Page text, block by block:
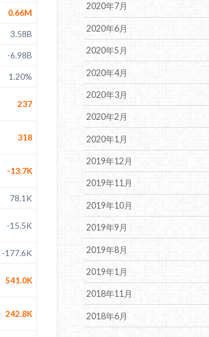
0.66M
3.58B
-6.98B
1.20%
237
318
-13.7K
78.1K
-15.5K
-177.6K
541.0K
242.8K
2020年7月
2020年6月
2020年5月
2020年4月
2020年3月
2020年2月
2020年1月
2019年12月
2019年11月
2019年10月
2019年9月
2019年8月
2019年1月
2018年11月
2018年6月